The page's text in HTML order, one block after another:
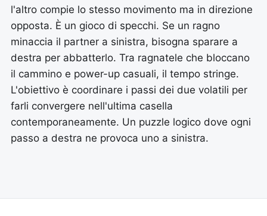
l'altro compie lo stesso movimento ma in direzione
opposta. È un gioco di specchi. Se un ragno
minaccia il partner a sinistra, bisogna sparare a
destra per abbatterlo. Tra ragnatele che bloccano
il cammino e power-up casuali, il tempo stringe.
L'obiettivo è coordinare i passi dei due volatili per
farli convergere nell'ultima casella
contemporaneamente. Un puzzle logico dove ogni
passo a destra ne provoca uno a sinistra.